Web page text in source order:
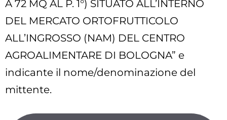
A 72 MQ AL P. 1°) SITUATO ALL’INTERNO
DEL MERCATO ORTOFRUTTICOLO
ALL’INGROSSO (NAM) DEL CENTRO
AGROALIMENTARE DI BOLOGNA” e
indicante il nome/denominazione del
mittente.